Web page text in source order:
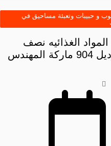
و حبيبات وتعبئة مساحيق في
المواد الغذائيه نصف
اتوماتيك موديل 904 ماركة المهندس